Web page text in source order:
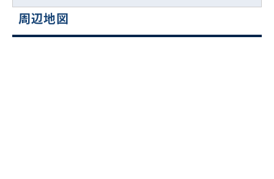
周辺地図